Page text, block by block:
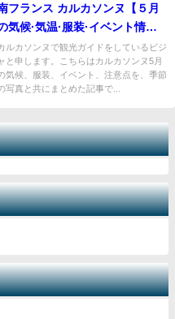
フランス カルカソンヌ【５月
気候·気温·服装·イベント情
】
ルカソンヌで観光ガイドをしているビジ
と申します。こちらはカルカソンヌ5月
気候、服装、イベント、注意点を、季節
写真と共にまとめた記事で...